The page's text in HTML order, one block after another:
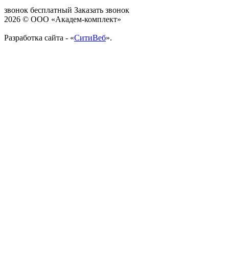
звонок бесплатный Заказать звонок
2026 © ООО «Академ-комплект»
Разработка сайта - «СитиВеб».